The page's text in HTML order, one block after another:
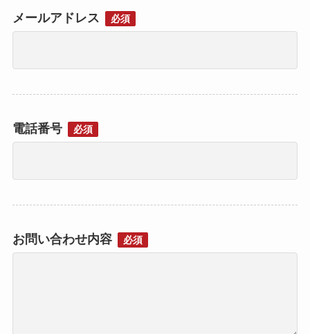
メールアドレス 必須
電話番号 必須
お問い合わせ内容 必須